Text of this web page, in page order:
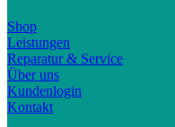
Shop
Leistungen
Reparatur & Service
Über uns
Kundenlogin
Kontakt